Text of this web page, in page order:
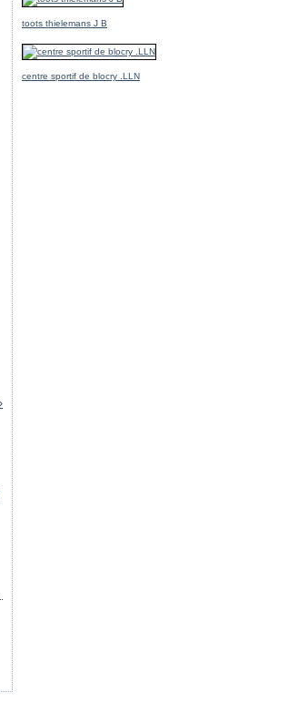
toots thielemans J B
centre sportif de blocry .LLN